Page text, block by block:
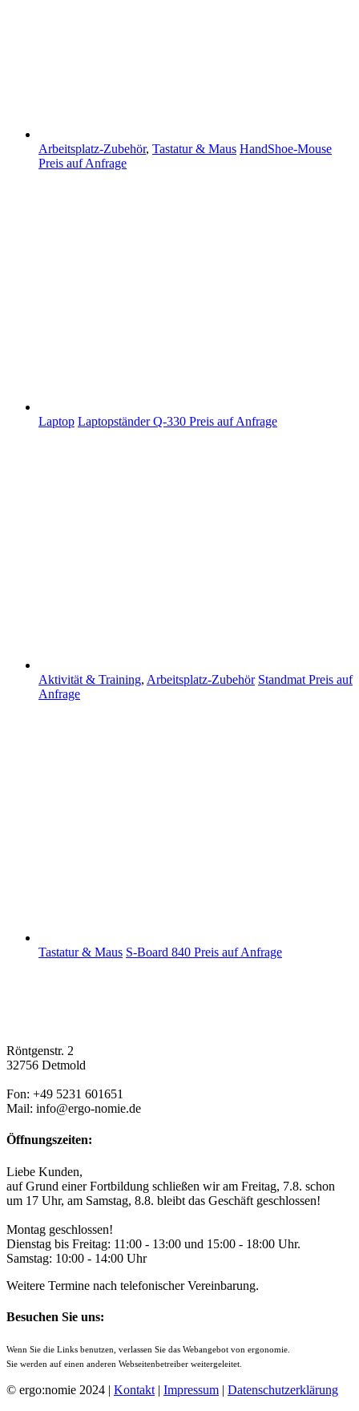
Arbeitsplatz-Zubehör, Tastatur & Maus HandShoe-Mouse
Preis auf Anfrage
Laptop Laptopständer Q-330 Preis auf Anfrage
Aktivität & Training, Arbeitsplatz-Zubehör Standmat Preis auf
Anfrage
Tastatur & Maus S-Board 840 Preis auf Anfrage
Röntgenstr. 2
32756 Detmold
Fon: +49 5231 601651
Mail: info@ergo-nomie.de
Öffnungszeiten:
Liebe Kunden,
auf Grund einer Fortbildung schließen wir am Freitag, 7.8. schon
um 17 Uhr, am Samstag, 8.8. bleibt das Geschäft geschlossen!
Montag geschlossen!
Dienstag bis Freitag: 11:00 - 13:00 und 15:00 - 18:00 Uhr.
Samstag: 10:00 - 14:00 Uhr
Weitere Termine nach telefonischer Vereinbarung.
Besuchen Sie uns:
Wenn Sie die Links benutzen, verlassen Sie das Webangebot von ergonomie.
Sie werden auf einen anderen Webseitenbetreiber weitergeleitet.
© ergo:nomie 2024 | Kontakt | Impressum | Datenschutzerklärung